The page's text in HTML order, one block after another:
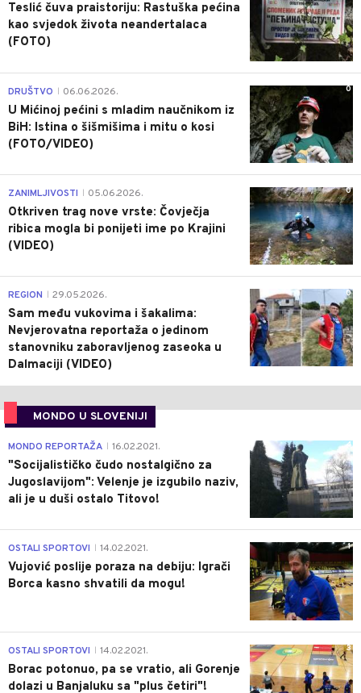
Teslić čuva praistoriju: Rastuška pećina
kao svjedok života neandertalaca
(FOTO)
0
DRUŠTVO 06.06.2026.
U Mićinoj pećini s mladim naučnikom iz
BiH: Istina o šišmišima i mitu o kosi
(FOTO/VIDEO)
0
ZANIMLJIVOSTI 05.06.2026.
Otkriven trag nove vrste: Čovječja
ribica mogla bi ponijeti ime po Krajini
(VIDEO)
0
REGION 29.05.2026.
Sam među vukovima i šakalima:
Nevjerovatna reportaža o jedinom
stanovniku zaboravljenog zaseoka u
Dalmaciji (VIDEO)
MONDO U SLOVENIJI
4
MONDO REPORTAŽA 16.02.2021.
"Socijalističko čudo nostalgično za
Jugoslavijom": Velenje je izgubilo naziv,
ali je u duši ostalo Titovo!
1
OSTALI SPORTOVI 14.02.2021.
Vujović poslije poraza na debiju: Igrači
Borca kasno shvatili da mogu!
3
OSTALI SPORTOVI 14.02.2021.
Borac potonuo, pa se vratio, ali Gorenje
dolazi u Banjaluku sa "plus četiri"!